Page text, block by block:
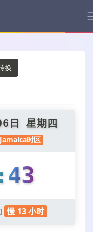
换
日 星期四
时区
慢 13 小时